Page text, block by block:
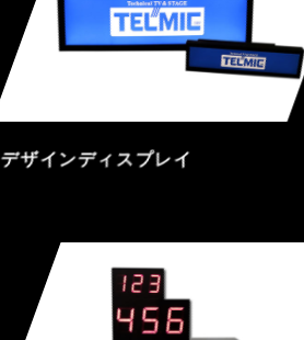
デザインディスプレイ